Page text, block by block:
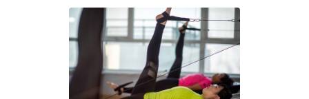
staje się nieoceniona. Warto …